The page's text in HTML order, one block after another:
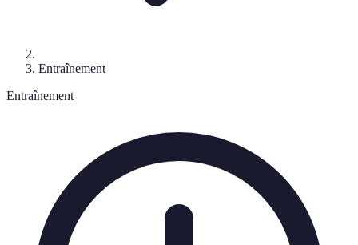
Entraînement
Entraînement